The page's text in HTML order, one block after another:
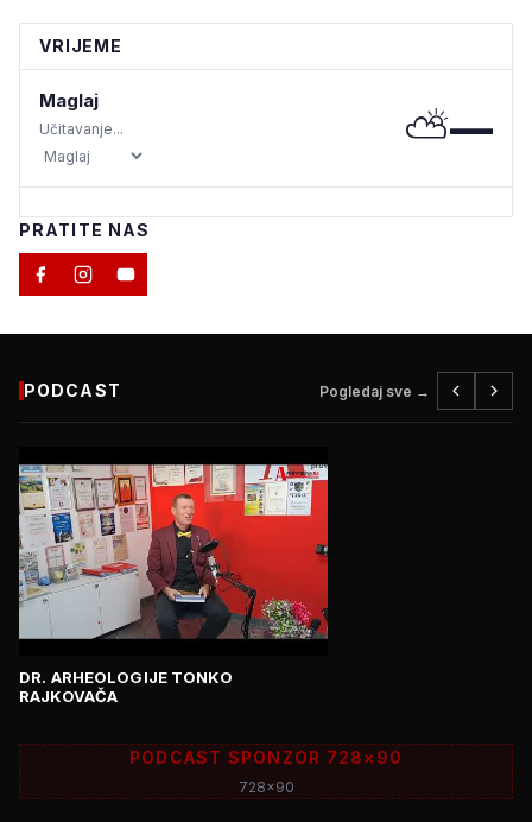
VRIJEME
Maglaj
Učitavanje... ⛅—
PRATITE NAS
PODCAST Pogledaj sve →
DR. ARHEOLOGIJE TONKO
RAJKOVAČA
PODCAST SPONZOR 728×90
728x90